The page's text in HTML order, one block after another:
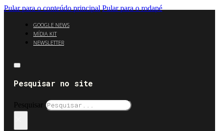
Pular para o conteúdo principal Pular para o rodapé
GOOGLE NEWS
MÍDIA KIT
NEWSLETTER
Pesquisar no site
Pesquisar